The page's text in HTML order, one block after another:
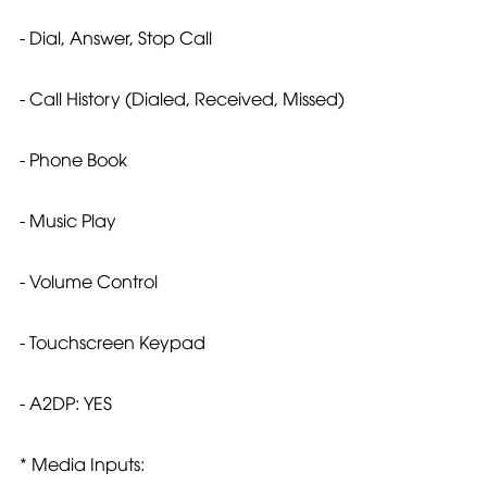
- Dial, Answer, Stop Call
- Call History (Dialed, Received, Missed)
- Phone Book
- Music Play
- Volume Control
- Touchscreen Keypad
- A2DP: YES
* Media Inputs: